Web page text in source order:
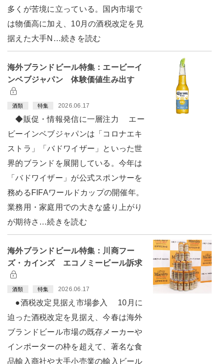
多くが苦境に立っている。国内市場で
は物価高に加え、10月の酒税改定を見
据えた大手N…続きを読む
海外ブランドビール特集：エービーイ
ンベブジャパン 体験価値生み出す
酒類 特集 2026.06.17
◆販促・情報発信に一層注力 エー
ビーインベブジャパンは「コロナエキ
ストラ」「バドワイザー」といった世
界的ブランドを展開している。今年は
「バドワイザー」が公式スポンサーを
務めるFIFAワールドカップの開催年。
業務用・家庭用での大きな盛り上がり
が期待さ…続きを読む
海外ブランドビール特集：川商フー
ズ・カインズ エコノミービール訴求
酒類 特集 2026.06.17
●酒税改定見据え市場参入 10月に
迫った酒税改定を見据え、今春は海外
ブランドビール市場の既存メーカーや
インポーターの枠を超えて、著名な食
品輸入商社や大手小売業の輸入ビール